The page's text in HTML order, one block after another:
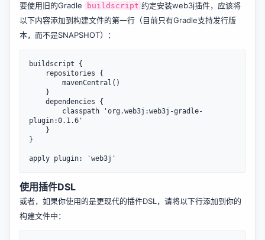
要使用旧的Gradle buildscript 约定安装web3j插件，应该将
以下内容添加到构建文件的第一行（目前只有Gradle支持发行版
本，而不是SNAPSHOT）：
buildscript {
plugin:0.1.6'
}
使用插件DSL
或者，如果你使用的是更现代的插件DSL，请将以下行添加到你的
构建文件中：